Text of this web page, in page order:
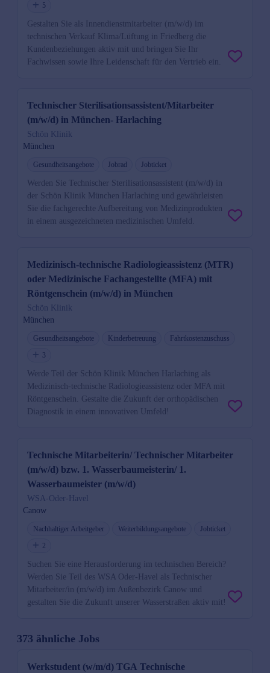
5
Gestalten Sie als Innendienstmitarbeiter (m/w/d) im
technischen Verkauf Klima/Lüftung in Friedberg die
Kundenbeziehungen aktiv mit und bringen Sie Ihr
Fachwissen sowie Ihre Leidenschaft für den Vertrieb ein.
Technischer Sterilisationsassistent/Mitarbeiter
(m/w/d) in München- Harlaching
Schön Klinik
München
Gesundheitsangebote Jobrad Jobticket
Werden Sie Technischer Sterilisationsassistent (m/w/d) in
der Schön Klinik München Harlaching und gewährleisten
Sie die fachgerechte Aufbereitung von Medizinprodukten
in einem ausgezeichneten medizinischen Umfeld.
Medizinisch-technische Radiologieassistenz (MTR)
oder Medizinische Fachangestellte (MFA) mit
Röntgenschein (m/w/d) in München
Schön Klinik
München
Gesundheitsangebote Kinderbetreuung
Fahrtkostenzuschuss
3
Werde Teil der Schön Klinik München Harlaching als
Medizinisch-technische Radiologieassistenz oder MFA mit
Röntgenschein. Gestalte die Zukunft der orthopädischen
Diagnostik in einem innovativen Umfeld!
Technische Mitarbeiterin/ Technischer Mitarbeiter
(m/w/d) bzw. 1. Wasserbaumeisterin/ 1.
Wasserbaumeister (m/w/d)
WSA-Oder-Havel
Canow
Nachhaltiger Arbeitgeber Weiterbildungsangebote
Jobticket
2
Suchen Sie eine Herausforderung im technischen Bereich?
Werden Sie Teil des WSA Oder-Havel als Technischer
Mitarbeiter/in (m/w/d) im Außenbezirk Canow und
gestalten Sie die Zukunft unserer Wasserstraßen aktiv mit!
373 ähnliche Jobs
Werkstudent (w/m/d) TGA Technische